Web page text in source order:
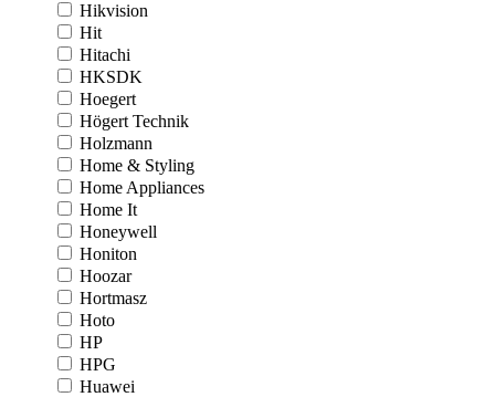
Hikvision
Hit
Hitachi
HKSDK
Hoegert
Högert Technik
Holzmann
Home & Styling
Home Appliances
Home It
Honeywell
Honiton
Hoozar
Hortmasz
Hoto
HP
HPG
Huawei